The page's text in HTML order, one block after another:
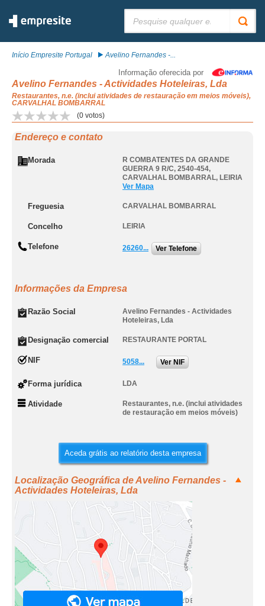
Início Empresite Portugal Avelino Fernandes -...
Informação oferecida por
Avelino Fernandes - Actividades Hoteleiras, Lda
Restaurantes, n.e. (inclui atividades de restauração em meios móveis),
CARVALHAL BOMBARRAL
(0 votos)
Endereço e contato
Morada
R COMBATENTES DA GRANDE
GUERRA 9 R/C, 2540-454,
CARVALHAL BOMBARRAL, LEIRIA
Ver Mapa
Freguesia CARVALHAL BOMBARRAL
Concelho LEIRIA
Telefone 26260... Ver Telefone
Informações da Empresa
Razão Social
Avelino Fernandes - Actividades
Hoteleiras, Lda
Designação comercial RESTAURANTE PORTAL
NIF 5058... Ver NIF
Forma jurídica LDA
Atividade
Restaurantes, n.e. (inclui atividades
de restauração em meios móveis)
Aceda grátis ao relatório desta empresa
Localização Geográfica de Avelino Fernandes -
Actividades Hoteleiras, Lda